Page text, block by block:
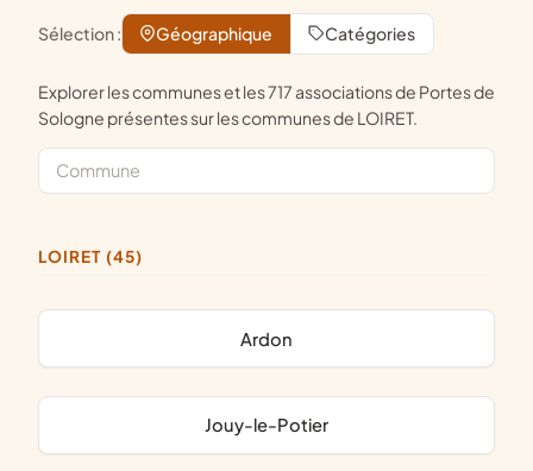
Sélection : Géographique Catégories
Explorer les communes et les 717 associations de Portes de
Sologne présentes sur les communes de LOIRET.
LOIRET (45)
Ardon
Jouy-le-Potier